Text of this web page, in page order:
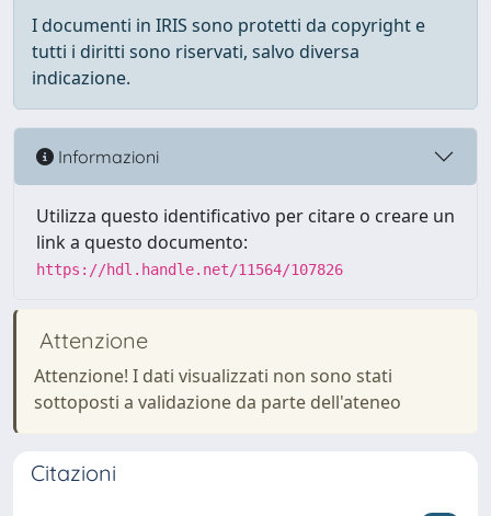
I documenti in IRIS sono protetti da copyright e
tutti i diritti sono riservati, salvo diversa
indicazione.
Informazioni
Utilizza questo identificativo per citare o creare un
link a questo documento:
https://hdl.handle.net/11564/107826
Attenzione
Attenzione! I dati visualizzati non sono stati
sottoposti a validazione da parte dell'ateneo
Citazioni